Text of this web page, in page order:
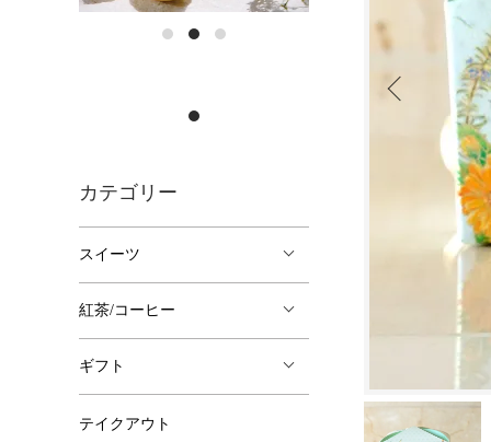
カテゴリー
スイーツ
紅茶/コーヒー
ギフト
テイクアウト